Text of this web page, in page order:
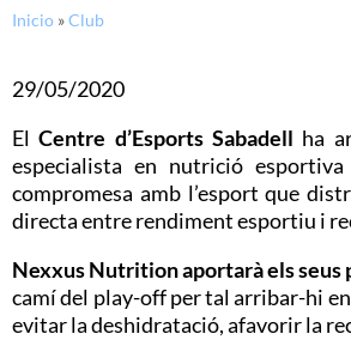
Inicio »Club
29/05/2020
ElCentre d’Esports Sabadell ha
especialista en nutrició esportiva
compromesa amb l’esport que
directa entre rendiment esportiu i
Nexxus Nutritionaportarà els seus
camí del play-off per tal arribar-hi
evitar la deshidratació, afavorir la